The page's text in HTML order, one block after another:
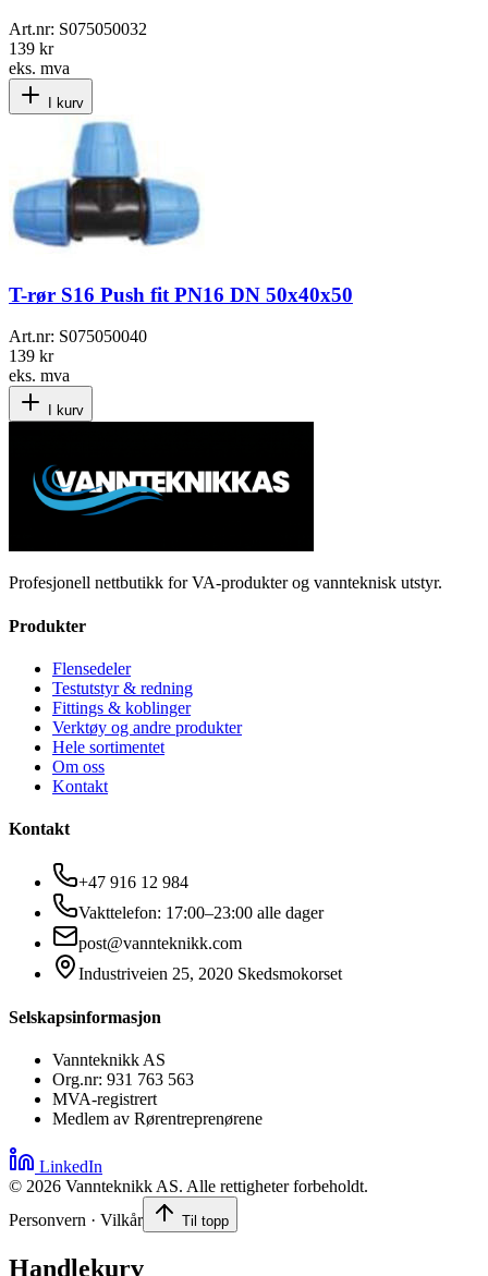
Art.nr: S075050032
139 kr
eks. mva
I kurv
T-rør S16 Push fit PN16 DN 50x40x50
Art.nr: S075050040
139 kr
eks. mva
I kurv
Profesjonell nettbutikk for VA-produkter og vannteknisk utstyr.
Produkter
Flensedeler
Testutstyr & redning
Fittings & koblinger
Verktøy og andre produkter
Hele sortimentet
Om oss
Kontakt
Kontakt
+47 916 12 984
Vakttelefon: 17:00–23:00 alle dager
post@vannteknikk.com
Industriveien 25, 2020 Skedsmokorset
Selskapsinformasjon
Vannteknikk AS
Org.nr: 931 763 563
MVA-registrert
Medlem av Rørentreprenørene
LinkedIn
© 2026 Vannteknikk AS. Alle rettigheter forbeholdt.
Personvern · Vilkår
Til topp
Handlekurv